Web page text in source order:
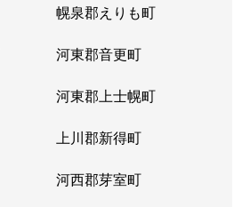
幌泉郡えりも町
河東郡音更町
河東郡上士幌町
上川郡新得町
河西郡芽室町